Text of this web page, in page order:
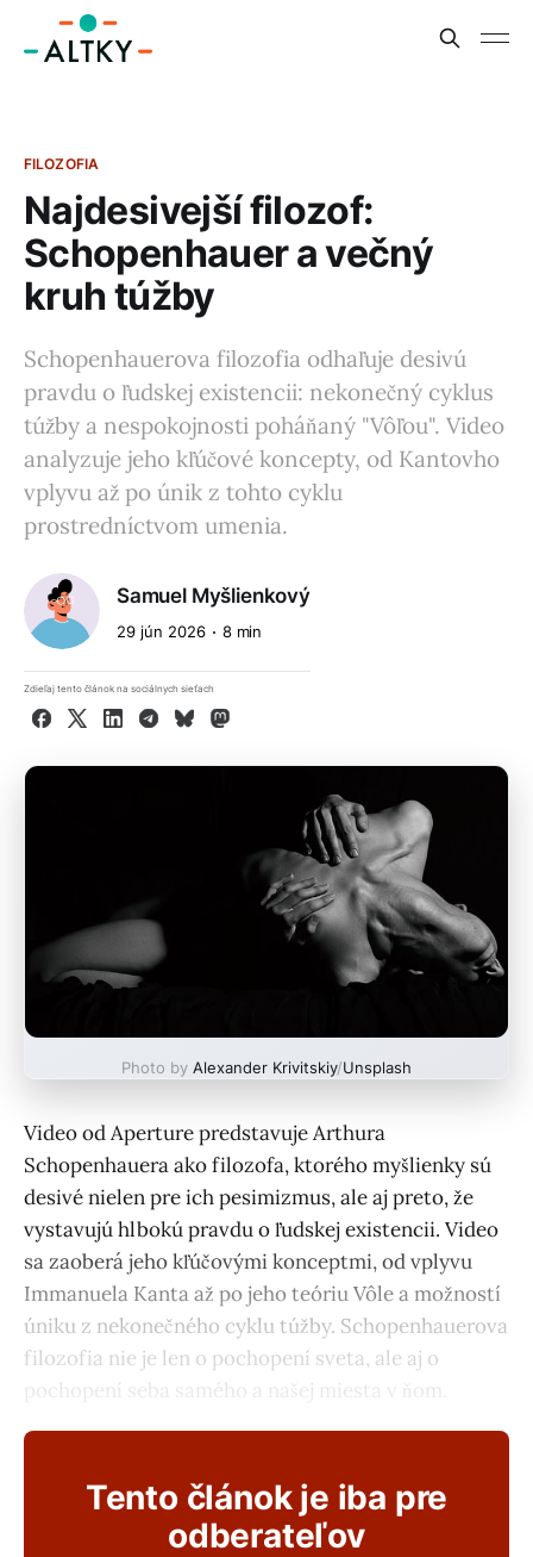
FILOZOFIA
Najdesivejší filozof:
Schopenhauer a večný
kruh túžby
Schopenhauerova filozofia odhaľuje desivú
pravdu o ľudskej existencii: nekonečný cyklus
túžby a nespokojnosti poháňaný "Vôľou". Video
analyzuje jeho kľúčové koncepty, od Kantovho
vplyvu až po únik z tohto cyklu
prostredníctvom umenia.
Samuel Myšlienkový
29 jún 2026 8 min
Zdieľaj tento článok na sociálnych sieťach
Facebook
X LinkedInTelegram
BlueskyMastodon
Photo by Alexander Krivitskiy/Unsplash
Video od Aperture predstavuje Arthura
Schopenhauera ako filozofa, ktorého myšlienky sú
desivé nielen pre ich pesimizmus, ale aj preto, že
vystavujú hlbokú pravdu o ľudskej existencii. Video
sa zaoberá jeho kľúčovými konceptmi, od vplyvu
Immanuela Kanta až po jeho teóriu Vôle a možností
úniku z nekonečného cyklu túžby. Schopenhauerova
filozofia nie je len o pochopení sveta, ale aj o
pochopení seba samého a našej miesta v ňom.
Tento článok je iba pre
odberateľov